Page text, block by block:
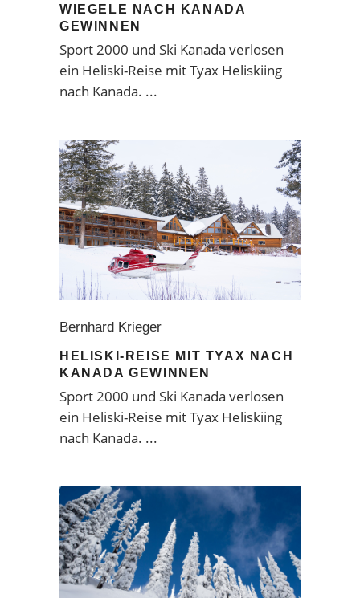
WIEGELE NACH KANADA
GEWINNEN
Sport 2000 und Ski Kanada verlosen
ein Heliski-Reise mit Tyax Heliskiing
nach Kanada.
Bernhard Krieger
HELISKI-REISE MIT TYAX NACH
KANADA GEWINNEN
Sport 2000 und Ski Kanada verlosen
ein Heliski-Reise mit Tyax Heliskiing
nach Kanada.